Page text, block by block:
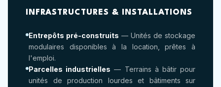
INFRASTRUCTURES & INSTALLATIONS
Entrepôts pré-construits — Unités de stockage
modulaires disponibles à la location, prêtes à
l'emploi.
Parcelles industrielles — Terrains à bâtir pour
unités de production lourdes et bâtiments sur